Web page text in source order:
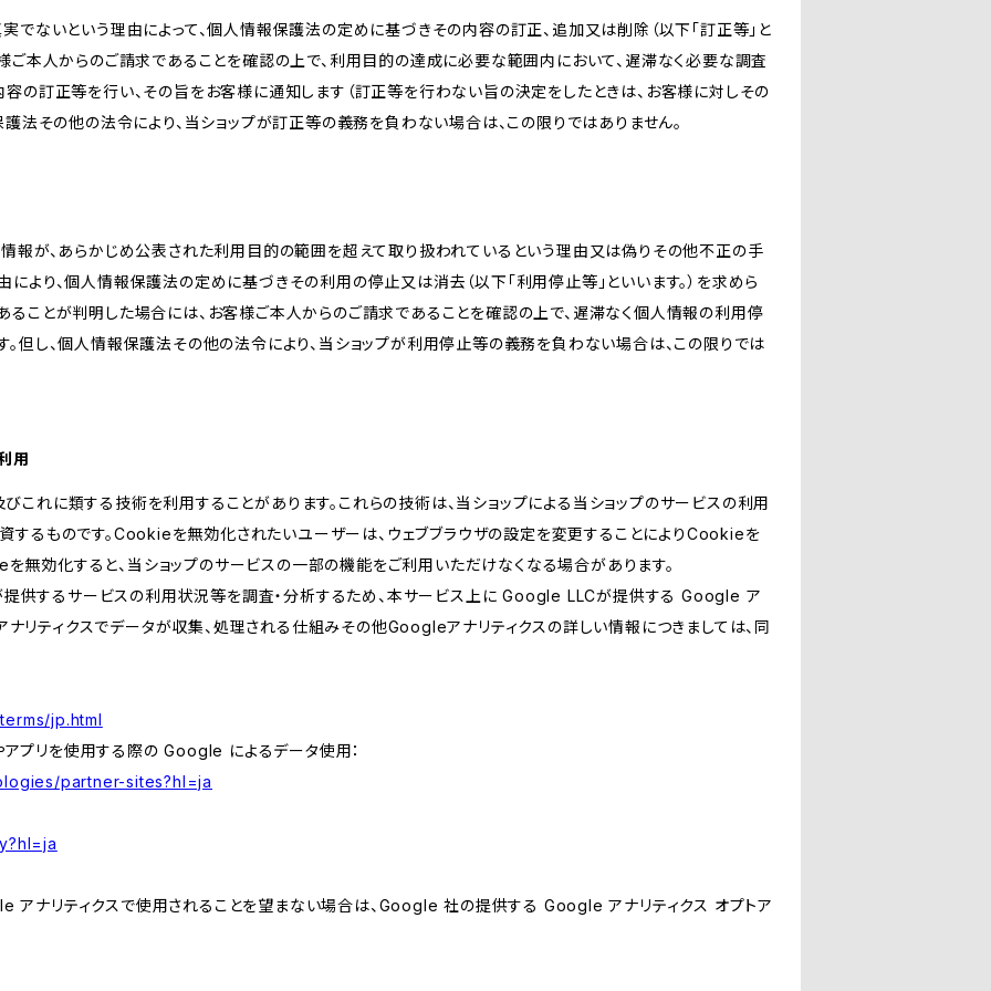
でないという理由によって、個人情報保護法の定めに基づきその内容の訂正、追加又は削除（以下「訂正等」と
ご本人からのご請求であることを確認の上で、利用目的の達成に必要な範囲内において、遅滞なく必要な調査
の訂正等を行い、その旨をお客様に通知します（訂正等を行わない旨の決定をしたときは、お客様に対しその
護法その他の法令により、当ショップが訂正等の義務を負わない場合は、この限りではありません。
情報が、あらかじめ公表された利用目的の範囲を超えて取り扱われているという理由又は偽りその他不正の手
より、個人情報保護法の定めに基づきその利用の停止又は消去（以下「利用停止等」といいます。）を求めら
ることが判明した場合には、お客様ご本人からのご請求であることを確認の上で、遅滞なく個人情報の利用停
但し、個人情報保護法その他の法令により、当ショップが利用停止等の義務を負わない場合は、この限りでは
用
これに類する技術を利用することがあります。これらの技術は、当ショップによる当ショップのサービスの利用
するものです。Cookieを無効化されたいユーザーは、ウェブブラウザの設定を変更することによりCookieを
無効化すると、当ショップのサービスの一部の機能をご利用いただけなくなる場合があります。
が提供するサービスの利用状況等を調査・分析するため、本サービス上に Google LLCが提供する Google ア
ナリティクスでデータが収集、処理される仕組みその他Googleアナリティクスの詳しい情報につきましては、同
jp.html
プリを使用する際の Google によるデータ使用：
partner-sites?hl=ja
アナリティクスで使用されることを望まない場合は、Google 社の提供する Google アナリティクス オプトア